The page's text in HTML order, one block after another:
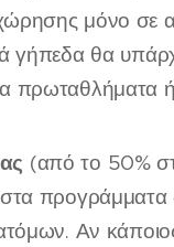
μόνο σε
γήπεδα θα
ή
(από το 50%
Αν